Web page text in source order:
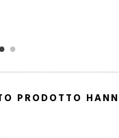
PRODOTTO